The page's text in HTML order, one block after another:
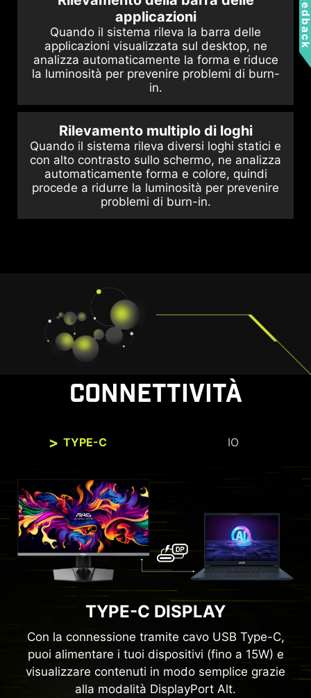
applicazioni
Quando il sistema rileva la barra delle
applicazioni visualizzata sul desktop, ne
analizza automaticamente la forma e riduce
la luminosità per prevenire problemi di burn-
in.
Rilevamento multiplo di loghi
Quando il sistema rileva diversi loghi statici e
con alto contrasto sullo schermo, ne analizza
automaticamente forma e colore, quindi
procede a ridurre la luminosità per prevenire
problemi di burn-in.
CONNETTIVITÀ
TYPE-C IO
TYPE-C DISPLAY
Con la connessione tramite cavo USB Type-C,
puoi alimentare i tuoi dispositivi (fino a 15W) e
visualizzare contenuti in modo semplice grazie
alla modalità DisplayPort Alt.